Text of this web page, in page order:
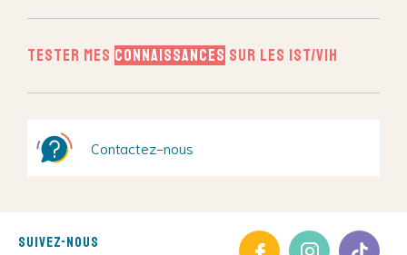
Tester mes connaissances sur les IST/VIH
Contactez-nous
Suivez-nous